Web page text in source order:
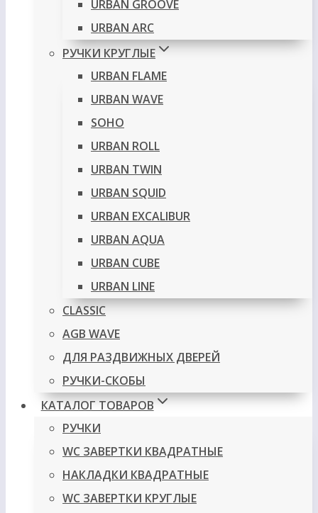
URBAN GROOVE
URBAN ARC
РУЧКИ КРУГЛЫЕ
URBAN FLAME
URBAN WAVE
SOHO
URBAN ROLL
URBAN TWIN
URBAN SQUID
URBAN EXCALIBUR
URBAN AQUA
URBAN CUBE
URBAN LINE
CLASSIC
AGB WAVE
ДЛЯ РАЗДВИЖНЫХ ДВЕРЕЙ
РУЧКИ-СКОБЫ
КАТАЛОГ ТОВАРОВ
РУЧКИ
WC ЗАВЕРТКИ КВАДРАТНЫЕ
НАКЛАДКИ КВАДРАТНЫЕ
WC ЗАВЕРТКИ КРУГЛЫЕ